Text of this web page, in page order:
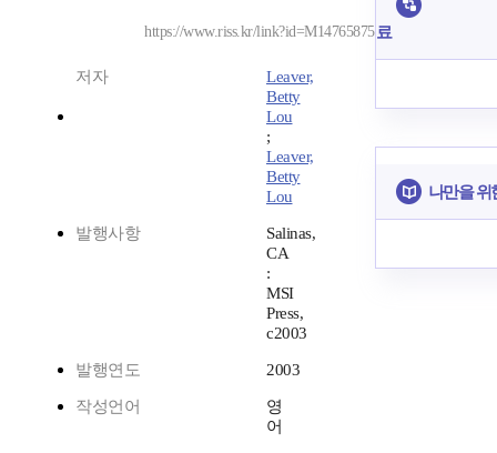
https://www.riss.kr/link?id=M14765875
저자
Leaver,
Betty
Lou
;
Leaver,
Betty
Lou
발행사항
Salinas,
CA
:
MSI
Press,
c2003
발행연도 2003
작성언어
영
어
료
나만을 위